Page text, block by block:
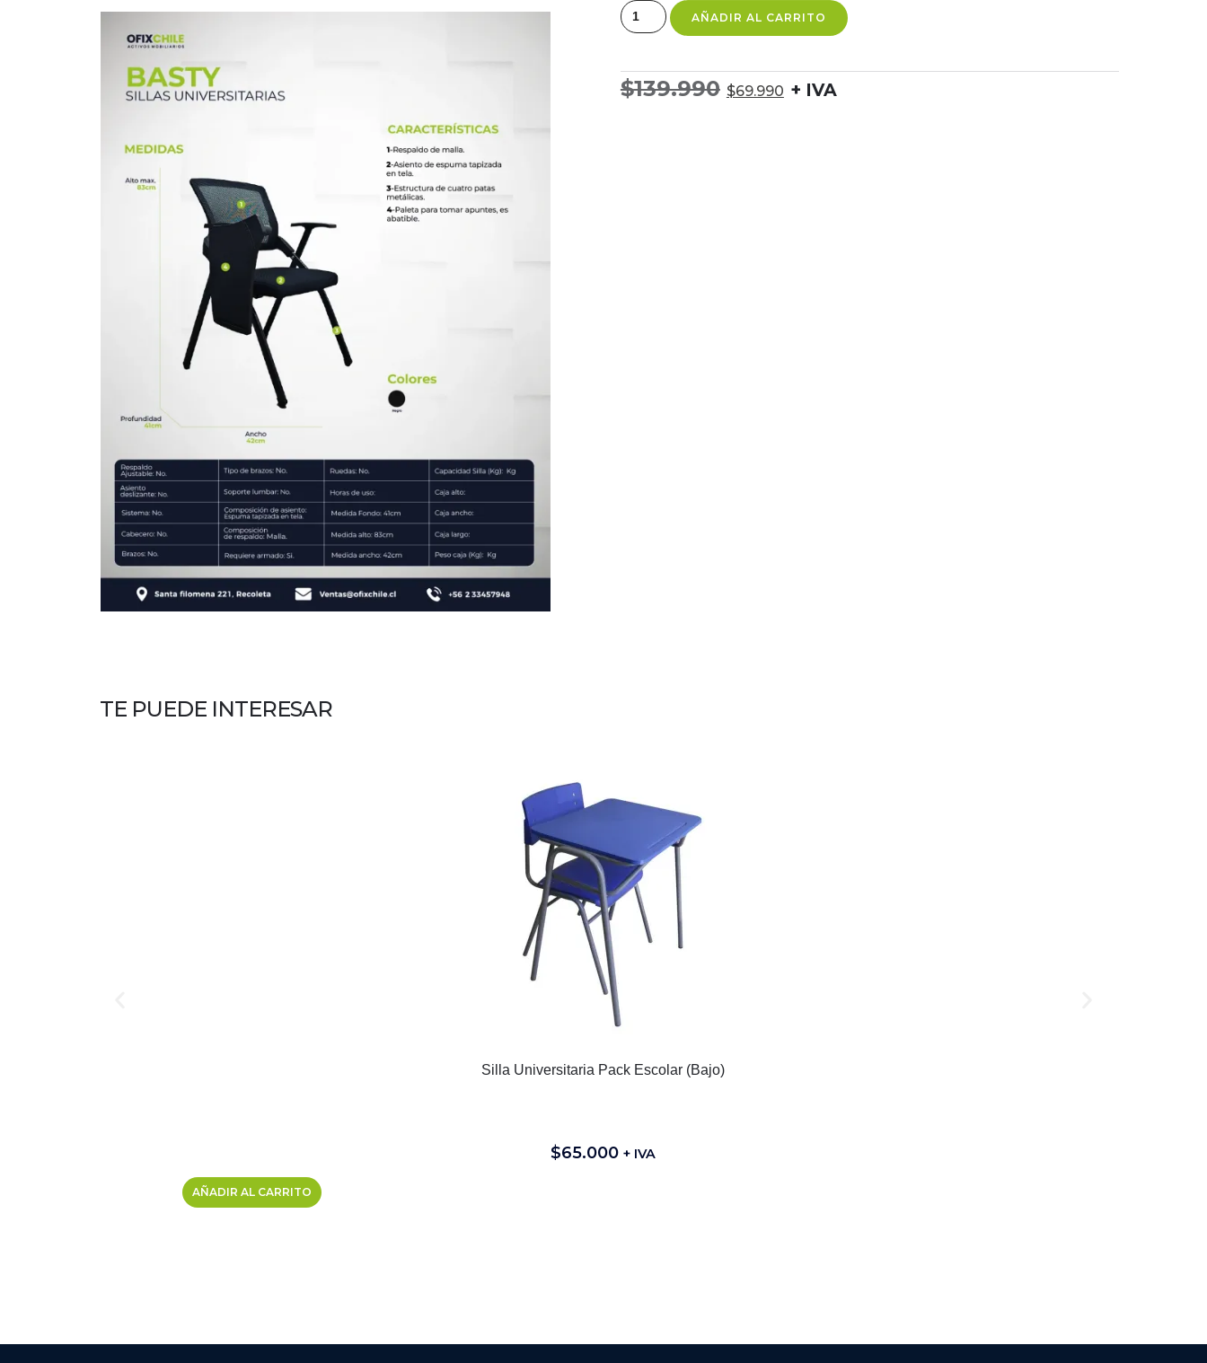
AÑADIR AL CARRITO
$139.990 $69.990 + IVA
TE PUEDE INTERESAR
Silla Universitaria Pack Escolar (Bajo)
$65.000 + IVA
AÑADIR AL CARRITO